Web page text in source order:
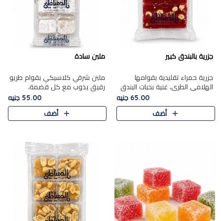
جزرية بالبندق كبير
جزرية حمراء تقليدية بقوامها
الهلامي الطري، غنية بحبات البندق
الفاخرة التي تضيف قرمشة راقية
إلى قوامها الناعم، لتقدم مزيجًا
متوازنًا من النكه..
65.00 جنيه
أضف
ملبن سادة
ملبن شرقي كلاسيكي بقوام طريو
رقيق يذوب مع كل قضمة،
مغطى بطبقة ناعمة من السكر
البودرة ليقدم المذاق الأصيل الذي
ارتبط بحلويات المولد التقليدي..
55.00 جنيه
أضف